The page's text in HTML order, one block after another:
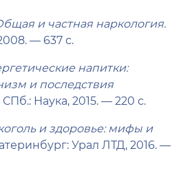
и частная наркология.
— 637 с.
напитки:
и последствия
Наука, 2015. — 220 с.
и здоровье: мифы и
Урал ЛТД, 2016. —